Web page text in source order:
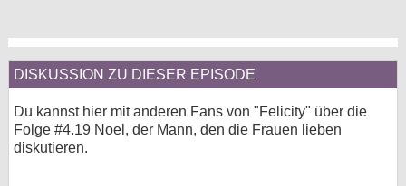
DISKUSSION ZU DIESER EPISODE
Du kannst hier mit anderen Fans von "Felicity" über die
Folge #4.19 Noel, der Mann, den die Frauen lieben
diskutieren.